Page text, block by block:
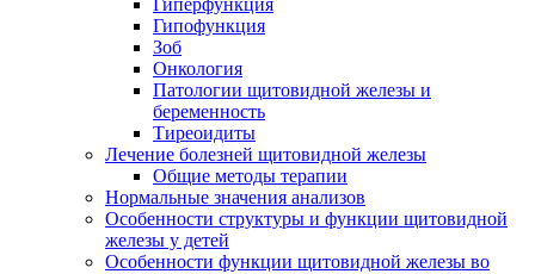
Гиперфункция
Гипофункция
Зоб
Онкология
Патологии щитовидной железы и
беременность
Тиреоидиты
Лечение болезней щитовидной железы
Общие методы терапии
Нормальные значения анализов
Особенности структуры и функции щитовидной
железы у детей
Особенности функции щитовидной железы во